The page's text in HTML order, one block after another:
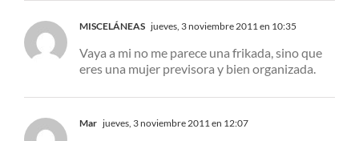
MISCELÁNEAS jueves, 3 noviembre 2011 en 10:35
Vaya a mi no me parece una frikada, sino que
eres una mujer previsora y bien organizada.
Mar jueves, 3 noviembre 2011 en 12:07